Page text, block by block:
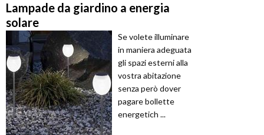
Lampade da giardino a energia
solare
Se volete illuminare
in maniera adeguata
gli spazi esterni alla
vostra abitazione
senza però dover
pagare bollette
energetich ...